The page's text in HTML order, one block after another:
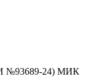
№93689-24) МИК